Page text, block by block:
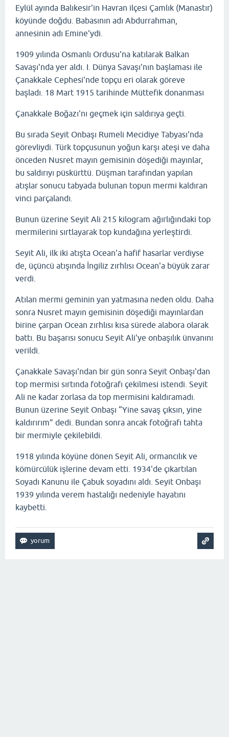
Eylül ayında Balıkesir'in Havran ilçesi Çamlık (Manastır)
köyünde doğdu. Babasının adı Abdurrahman,
annesinin adı Emine'ydi.
1909 yılında Osmanlı Ordusu'na katılarak Balkan
Savaşı'nda yer aldı. I. Dünya Savaşı'nın başlaması ile
Çanakkale Cephesi'nde topçu eri olarak göreve
başladı. 18 Mart 1915 tarihinde Müttefik donanması
Çanakkale Boğazı'nı geçmek için saldırıya geçti.
Bu sırada Seyit Onbaşı Rumeli Mecidiye Tabyası'nda
görevliydi. Türk topçusunun yoğun karşı ateşi ve daha
önceden Nusret mayın gemisinin döşediği mayınlar,
bu saldırıyı püskürttü. Düşman tarafından yapılan
atışlar sonucu tabyada bulunan topun mermi kaldıran
vinci parçalandı.
Bunun üzerine Seyit Ali 215 kilogram ağırlığındaki top
mermilerini sırtlayarak top kundağına yerleştirdi.
Seyit Ali, ilk iki atışta Ocean'a hafif hasarlar verdiyse
de, üçüncü atışında İngiliz zırhlısı Ocean'a büyük zarar
verdi.
Atılan mermi geminin yan yatmasına neden oldu. Daha
sonra Nusret mayın gemisinin döşediği mayınlardan
birine çarpan Ocean zırhlısı kısa sürede alabora olarak
battı. Bu başarısı sonucu Seyit Ali'ye onbaşılık ünvanını
verildi.
Çanakkale Savaşı'ndan bir gün sonra Seyit Onbaşı'dan
top mermisi sırtında fotoğrafı çekilmesi istendi. Seyit
Ali ne kadar zorlasa da top mermisini kaldıramadı.
Bunun üzerine Seyit Onbaşı “Yine savaş çıksın, yine
kaldırırım” dedi. Bundan sonra ancak fotoğrafı tahta
bir mermiyle çekilebildi.
1918 yılında köyüne dönen Seyit Ali, ormancılık ve
kömürcülük işlerine devam etti. 1934'de çıkartılan
Soyadı Kanunu ile Çabuk soyadını aldı. Seyit Onbaşı
1939 yılında verem hastalığı nedeniyle hayatını
kaybetti.